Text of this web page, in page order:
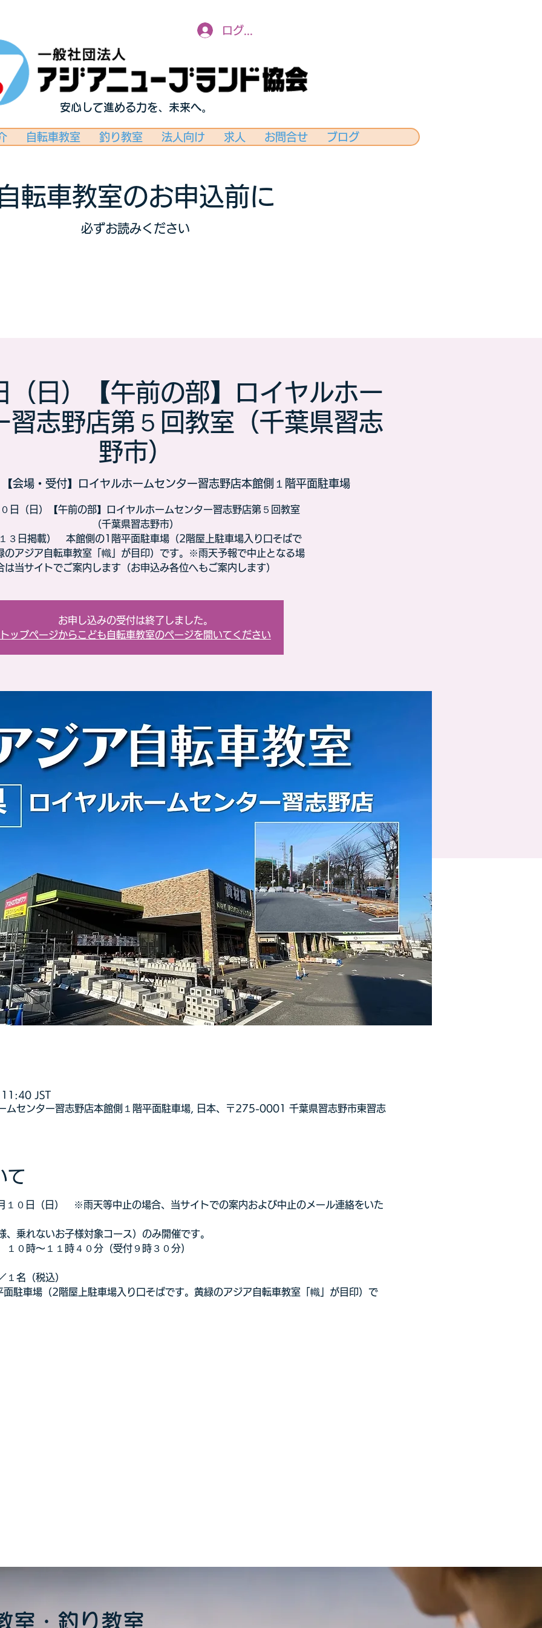
安心して進める力を、未来へ。
ログイン
自転車教室 釣り教室 法人向け 求人 お問合せ ブログ
転車教室のお申込前に
必ずお読みください
（日）【午前の部】ロイヤルホー
習志野店第５回教室（千葉県習志
野市）
【会場・受付】ロイヤルホームセンター習志野店本館側１階平面駐車場
日（日）【午前の部】ロイヤルホームセンター習志野店第５回教室
（千葉県習志野市）
３日掲載） 本館側の1階平面駐車場（2階屋上駐車場入り口そばで
のアジア自転車教室「幟」が目印）です。※雨天予報で中止となる場
は当サイトでご案内します（お申込み各位へもご案内します）
お申し込みの受付は終了しました。
トップページからこども自転車教室のページを開いてください
JST
ムセンター習志野店本館側１階平面駐車場, 日本、〒275-0001 千葉県習志野市東習志
て
０日（日）　※雨天等中止の場合、当サイトでの案内および中止のメール連絡をいた
乗れないお子様対象コース）のみ開催です。
０時～１１時４０分（受付９時３０分)
名（税込）
駐車場（2階屋上駐車場入り口そばです。黄緑のアジア自転車教室「幟」が目印）で
室・釣り教室